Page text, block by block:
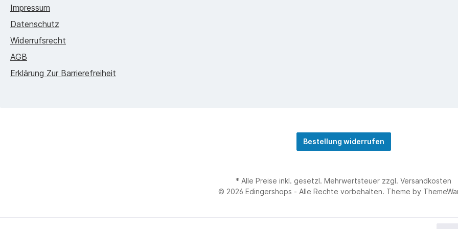
Impressum
Datenschutz
Widerrufsrecht
AGB
Erklärung Zur Barrierefreiheit
Bestellung widerrufen
* Alle Preise inkl. gesetzl. Mehrwertsteuer zzgl. Versandkosten
© 2026 Edingershops - Alle Rechte vorbehalten. Theme by